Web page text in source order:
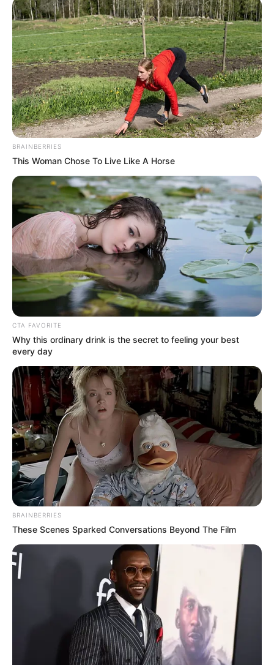
COMPARTIR
ALERTA BOGOTÁ EN GOOGLE NEWS
TEMAS RELACIONADOS
IGLESIA CATÓLICA
MANTÉNGASE EN ALERTA
Tenemos todas las noticias que le
interesan. Para estar bien informado, por
favor, active las notificaciones de Alerta.
ACTIVAR AHORA
TEMAS DESTACADOS
PUENTE INTERNACIONAL SIMÓN BOLÍVAR
NOTICIAS NORTE DE SANTANDER
ÁREA METROPOLITANA DE CÚCUTA
OCAÑA
NARCOTRÁFICO
ELN
BRAINBERRIES
This Woman Chose To Live Like A Horse
CTA FAVORITE
Why this ordinary drink is the secret to feeling your best
every day
BRAINBERRIES
These Scenes Sparked Conversations Beyond The Film